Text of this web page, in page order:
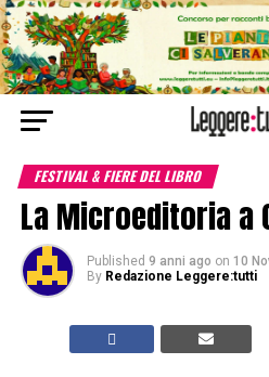
FESTIVAL & FIERE DEL LIBRO
La Microeditoria a
Published 9 anni ago on 10
By Redazione Leggere:tutti